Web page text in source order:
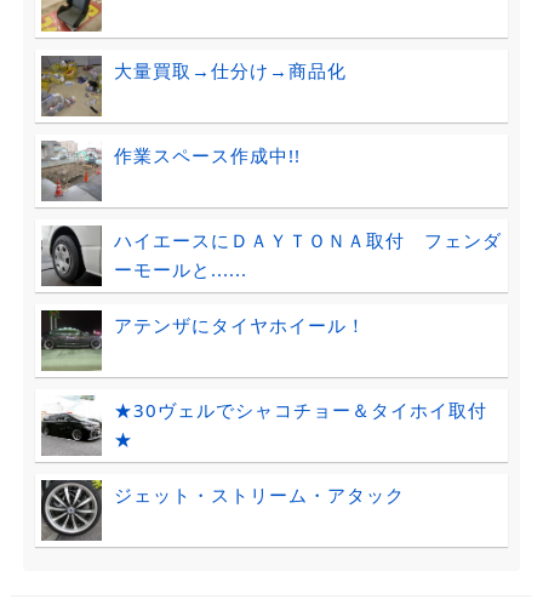
大量買取→仕分け→商品化
作業スペース作成中!!
ハイエースにＤＡＹＴＯＮＡ取付 フェンダ
ーモールと......
アテンザにタイヤホイール！
★30ヴェルでシャコチョー＆タイホイ取付
★
ジェット・ストリーム・アタック